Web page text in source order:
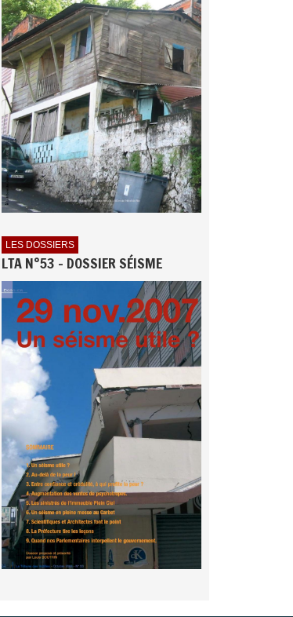
LES DOSSIERS
LTA N°53 - DOSSIER SÉISME